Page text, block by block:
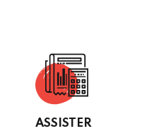
ASSISTER